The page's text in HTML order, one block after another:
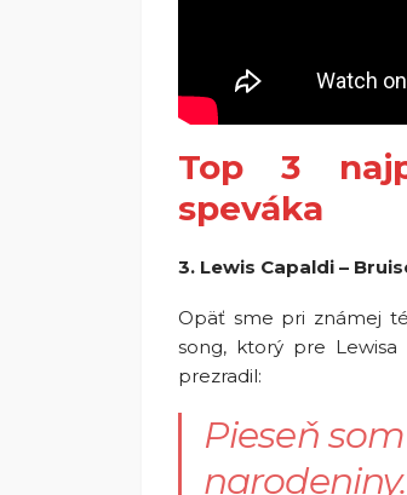
Top 3
speváka
3. Lewis Capaldi –
Opäť sme pri známej
song, ktorý pre
prezradil:
Pieseň